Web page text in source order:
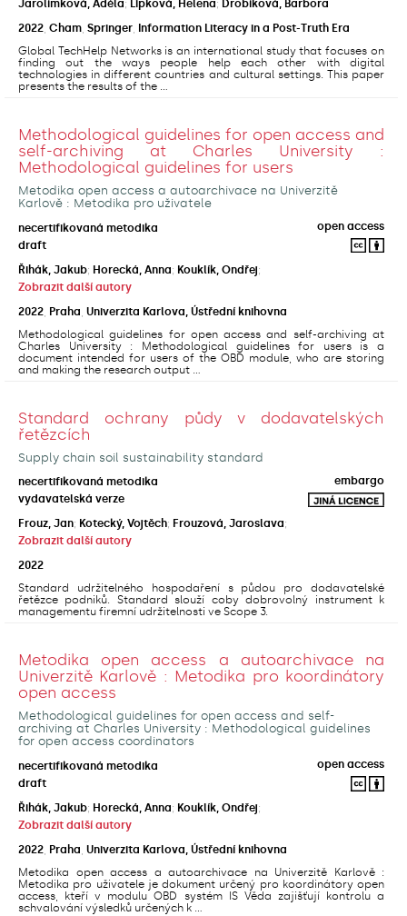
Jarolímková, Adéla; Lipková, Helena; Drobíková, Barbora
2022 Cham Springer Information Literacy in a Post-Truth Era
Global TechHelp Networks is an international study that focuses on
finding out the ways people help each other with digital
technologies in different countries and cultural settings. This paper
presents the results of the ...
Methodological guidelines for open access and
self-archiving at Charles University :
Methodological guidelines for users
Metodika open access a autoarchivace na Univerzitě
Karlově : Metodika pro uživatele
necertifikovaná metodika
open access
draft
Řihák, Jakub; Horecká, Anna; Kouklík, Ondřej;
Zobrazit další autory
2022 Praha Univerzita Karlova, Ústřední knihovna
Methodological guidelines for open access and self-archiving at
Charles University : Methodological guidelines for users is a
document intended for users of the OBD module, who are storing
and making the research output ...
Standard ochrany půdy v dodavatelských
řetězcích
Supply chain soil sustainability standard
necertifikovaná metodika
embargo
vydavatelská verze
Frouz, Jan; Kotecký, Vojtěch; Frouzová, Jaroslava;
Zobrazit další autory
2022
Standard udržitelného hospodaření s půdou pro dodavatelské
řetězce podniků. Standard slouží coby dobrovolný instrument k
managementu firemní udržitelnosti ve Scope 3.
Metodika open access a autoarchivace na
Univerzitě Karlově : Metodika pro koordinátory
open access
Methodological guidelines for open access and self-
archiving at Charles University : Methodological guidelines
for open access coordinators
necertifikovaná metodika
open access
draft
Řihák, Jakub; Horecká, Anna; Kouklík, Ondřej;
Zobrazit další autory
2022 Praha Univerzita Karlova, Ústřední knihovna
Metodika open access a autoarchivace na Univerzitě Karlově :
Metodika pro uživatele je dokument určený pro koordinátory open
access, kteří v modulu OBD systém IS Věda zajišťují kontrolu a
schvalování výsledků určených k ...